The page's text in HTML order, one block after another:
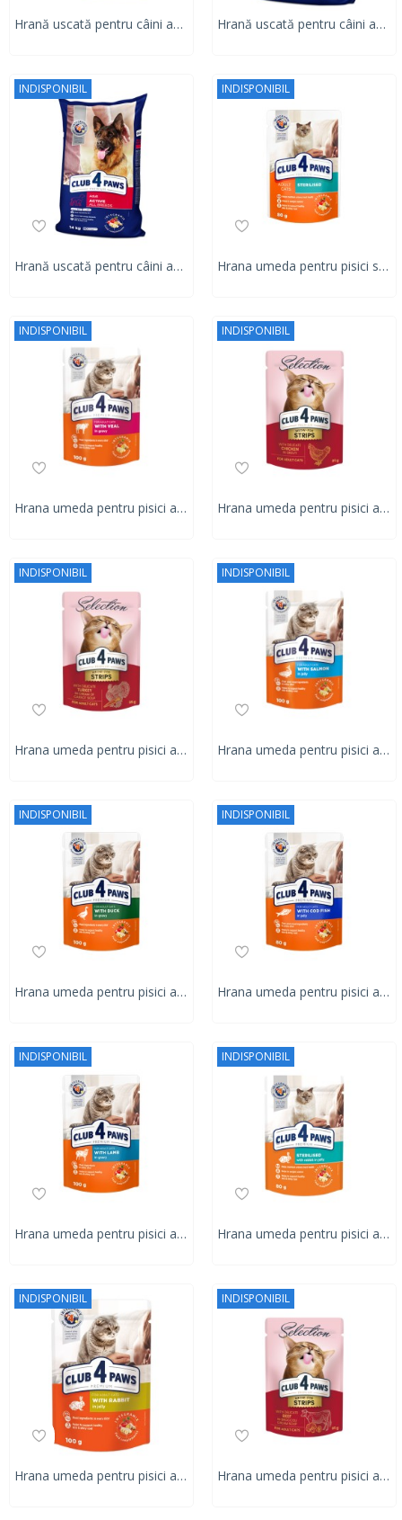
Hrană uscată pentru câini adulți, talie mare, Club 4 Paws PREMIUM, găină, 14 kg Hrană uscată pentru câini adulți, rase mici, Club 4 Paws PREMIUM, miel si orez, 14 kg
INDISPONIBIL
Hrană uscată pentru câini adulți activi, Club 4 Paws PREMIUM, găină, 14 kg
INDISPONIBIL
Hrana umeda pentru pisici sterilizate, CLUB 4 PAWS Premium 80g
INDISPONIBIL
Hrana umeda pentru pisici adulte, CLUB 4 PAWS Premium, vitel in sos, 100g
INDISPONIBIL
Hrana umeda pentru pisici adulte, CLUB 4 PAWS Premium, stripsuri de pui in sos, 85g
INDISPONIBIL
Hrana umeda pentru pisici adulte, CLUB 4 PAWS Premium, stripsuri de curcan in supa crema de morcovi, 85g
INDISPONIBIL
Hrana umeda pentru pisici adulte, CLUB 4 PAWS Premium, somon in jeleu, 100g
INDISPONIBIL
Hrana umeda pentru pisici adulte, CLUB 4 PAWS Premium, rata in sos, 100g
INDISPONIBIL
Hrana umeda pentru pisici adulte, CLUB 4 PAWS Premium, peste cod in jeleu, 80g
INDISPONIBIL
Hrana umeda pentru pisici adulte, CLUB 4 PAWS Premium, miel in sos, 100g
INDISPONIBIL
Hrana umeda pentru pisici adulte, CLUB 4 PAWS Premium, iepure in jeleu, 80g
INDISPONIBIL
Hrana umeda pentru pisici adulte, CLUB 4 PAWS Premium, iepure in jeleu, 100g
INDISPONIBIL
Hrana umeda pentru pisici adulte, CLUB 4 PAWS Premium Adult Cats, stripsuri de vita in supa crema de brocoli, 85g